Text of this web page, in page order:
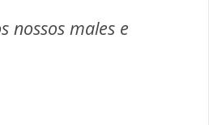
nossos males e